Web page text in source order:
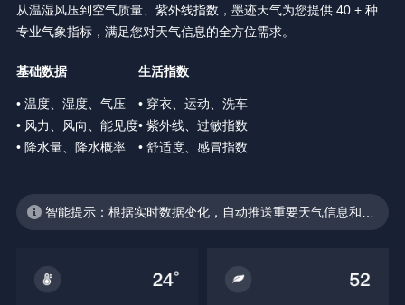
从温湿风压到空气质量、紫外线指数，墨迹天气为您提供 40 + 种
专业气象指标，满足您对天气信息的全方位需求。
基础数据
• 温度、湿度、气压
• 风力、风向、能见度
• 降水量、降水概率
生活指数
• 穿衣、运动、洗车
• 紫外线、过敏指数
• 舒适度、感冒指数
智能提示：根据实时数据变化，自动推送重要天气信息和生